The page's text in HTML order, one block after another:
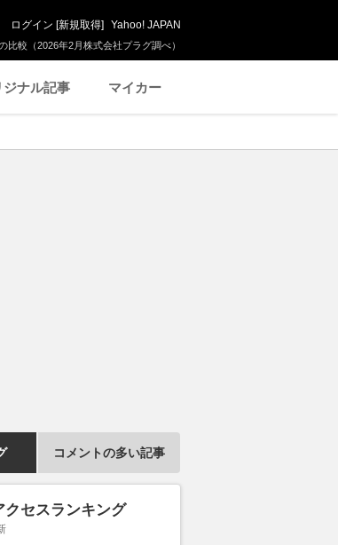
較（2026年2月株式会社プラグ調べ）
ログイン [新規取得] Yahoo! JAPAN
ジナル記事 マイカー
コメントの多い記事
クセスランキング